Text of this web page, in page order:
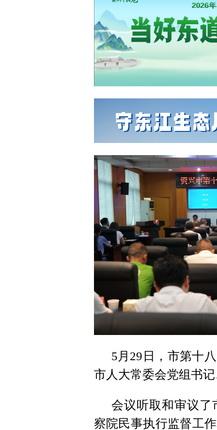
5月29日，市第十
市人大常委会党组书
会议听取和审议了
察院民事执行监督工